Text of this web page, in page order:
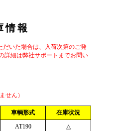
情報
いた場合は、入荷次第のご発
詳細は弊社サポートまでお問い
せん）
車輌形式
在庫状況
AT190 △